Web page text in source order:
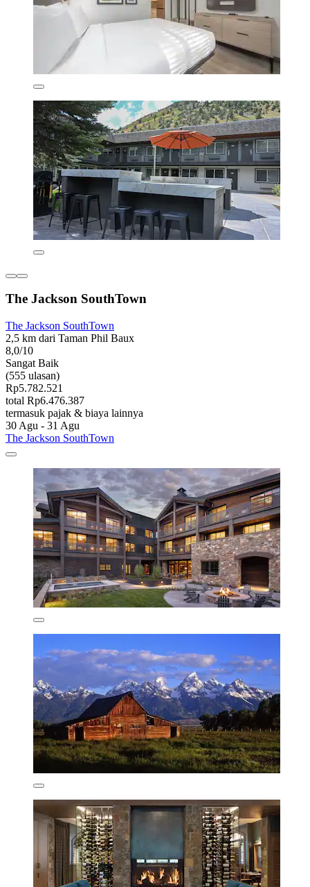
The Jackson SouthTown
The Jackson SouthTown
2,5 km dari Taman Phil Baux
8,0/10
Sangat Baik
(555 ulasan)
Rp5.782.521
total Rp6.476.387
termasuk pajak & biaya lainnya
30 Agu - 31 Agu
The Jackson SouthTown